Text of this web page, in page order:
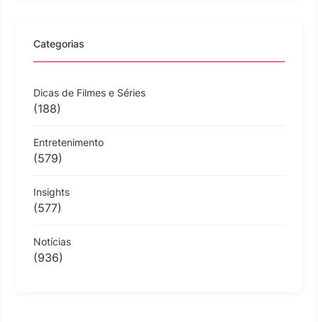
Categorias
Dicas de Filmes e Séries
(188)
Entretenimento
(579)
Insights
(577)
Notícias
(936)